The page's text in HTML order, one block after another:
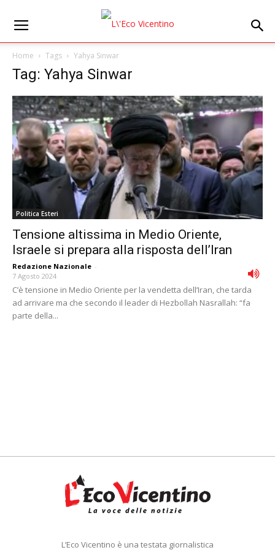
Home Tags Yahya Sinwar
Tag: Yahya Sinwar
Politica Esteri
Tensione altissima in Medio Oriente,
Israele si prepara alla risposta dell’Iran
Redazione Nazionale -
7 Agosto 2024
C’è tensione in Medio Oriente per la vendetta dell’Iran, che tarda
ad arrivare ma che secondo il leader di Hezbollah Nasrallah: “fa
parte della...
L’Eco Vicentino è una testata giornalistica